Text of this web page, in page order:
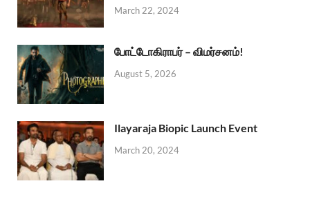
March 22, 2024
போட்டோகிராபர் – விமர்சனம்!
August 5, 2026
Ilayaraja Biopic Launch Event
March 20, 2024